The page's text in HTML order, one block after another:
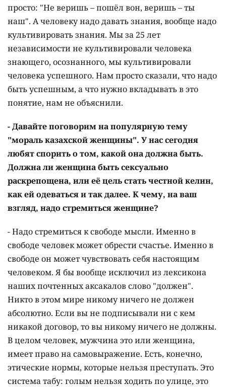
просто: "Не веришь – пошёл вон, веришь – ты
наш". А человеку надо давать знания, вообще надо
культивировать знания. Мы за 25 лет
независимости не культивировали человека
знающего, осознанного, мы культивировали
человека успешного. Нам просто сказали, что надо
быть успешным, а что нужно вкладывать в это
понятие, нам не объяснили.
- Давайте поговорим на популярную тему
"мораль казахской женщины". У нас сегодня
любят спорить о том, какой она должна быть.
Должна ли женщина быть сексуально
раскрепощена, или её цель стать честной келин,
как ей одеваться и так далее. К чему, на ваш
взгляд, надо стремиться женщине?
- Надо стремиться к свободе мысли. Именно в
свободе человек может обрести счастье. Именно в
свободе он может чувствовать себя настоящим
человеком. Я бы вообще исключил из лексикона
наших почтенных аксакалов слово "должен".
Никто в этом мире никому ничего не должен
абсолютно. Если вы не подписывали ни с кем
никакой договор, то вы никому ничего не должны.
В целом человек, мужчина это или женщина,
имеет право на самовыражение. Есть, конечно,
этические нормы, которые нельзя преступать. Это
система табу: голым нельзя ходить по улице, это